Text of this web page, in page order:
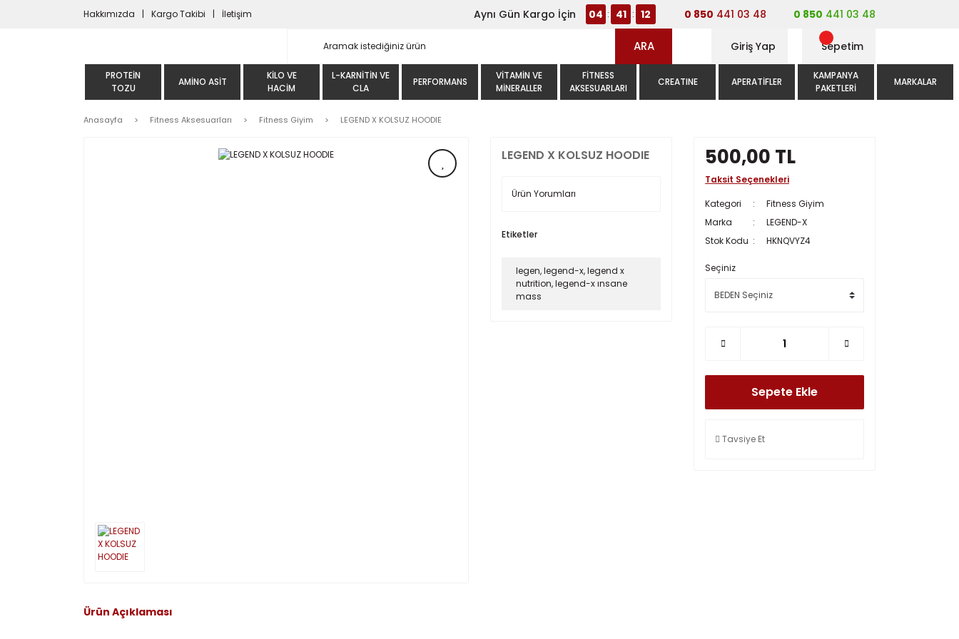
Hakkımızda Kargo Takibi İletişim Aynı Gün Kargo İçin 04 : 41 : 12 0 850 441 03 48 0 850 441 03 48
ARA Giriş Yap Sepetim
PROTEIN
TOZU
AMINO ASIT
KILO VE
HACIM
L-KARNITIN VE
CLA
PERFORMANS
VITAMIN VE
MINERALLER
FITNESS
AKSESUARLARI
CREATINE APERATIFLER
KAMPANYA
PAKETLERI
MARKALAR
Anasayfa Fitness Aksesuarları Fitness Giyim LEGEND X KOLSUZ HOODIE
LEGEND X KOLSUZ HOODIE
Ürün Yorumları
Etiketler
legen,legend-x,legend x
nutrition,legend-x ınsane
mass
500,00 TL
Taksit Seçenekleri
Kategori
Fitness Giyim
Marka
LEGEND-X
Stok Kodu
HKNQVYZ4
Seçiniz
Sepete Ekle
Tavsiye Et
Ürün Açıklaması